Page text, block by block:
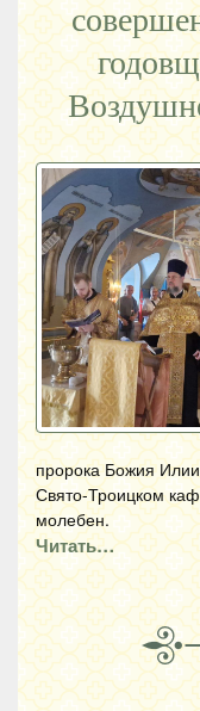
пророка Божия
Свято-Троицком
молебен.
Читать…